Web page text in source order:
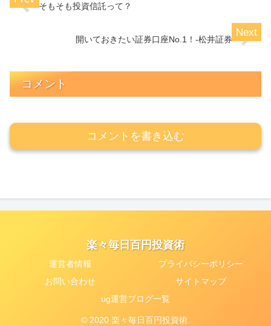
そもそも投資信託って？
開いておきたい証券口座No.1！-松井証券
コメント
コメントを書き込む
楽々毎日百円投資術
運営者情報
プライバシーポリシー
お問い合わせ
サイトマップ
ug運営ブログ一覧
© 2020 楽々毎日百円投資術.